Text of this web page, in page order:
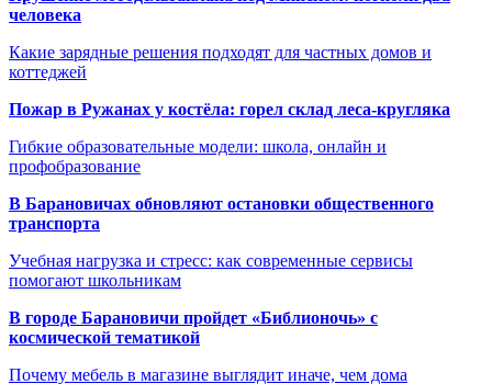
человека
Какие зарядные решения подходят для частных домов и
коттеджей
Пожар в Ружанах у костёла: горел склад леса-кругляка
Гибкие образовательные модели: школа, онлайн и
профобразование
В Барановичах обновляют остановки общественного
транспорта
Учебная нагрузка и стресс: как современные сервисы
помогают школьникам
В городе Барановичи пройдет «Библионочь» с
космической тематикой
Почему мебель в магазине выглядит иначе, чем дома